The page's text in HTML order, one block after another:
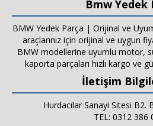
Bmw Yedek
BMW Yedek Parça | Orijinal ve
araçlarınız için orijinal ve uygun
BMW modellerine uyumlu motor,
kaporta parçaları hızlı kargo ve
İletişim
Hurdacılar Sanayi Sitesi B2.
TEL: 0312 386